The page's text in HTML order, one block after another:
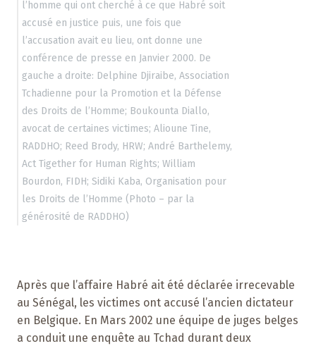
l’homme qui ont cherché à ce que Habré soit
accusé en justice puis, une fois que
l’accusation avait eu lieu, ont donne une
conférence de presse en Janvier 2000. De
gauche a droite: Delphine Djiraibe, Association
Tchadienne pour la Promotion et la Défense
des Droits de l’Homme; Boukounta Diallo,
avocat de certaines victimes; Alioune Tine,
RADDHO; Reed Brody, HRW; André Barthelemy,
Act Tigether for Human Rights; William
Bourdon, FIDH; Sidiki Kaba, Organisation pour
les Droits de l’Homme (Photo – par la
générosité de RADDHO)
Après que l’affaire Habré ait été déclarée irrecevable
au Sénégal, les victimes ont accusé l’ancien dictateur
en Belgique. En Mars 2002 une équipe de juges belges
a conduit une enquête au Tchad durant deux